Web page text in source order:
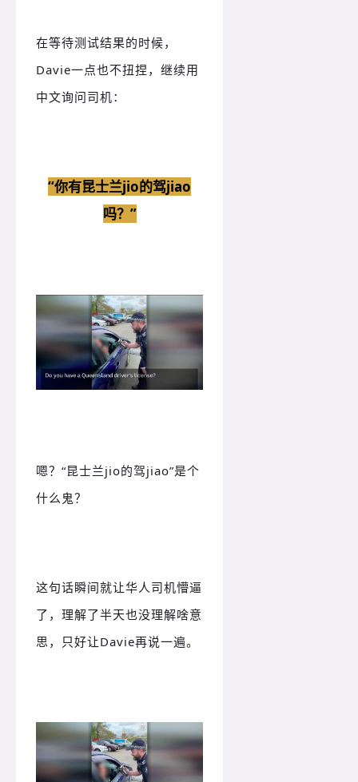
在等待测试结果的时候，
Davie一点也不扭捏，继续用
中文询问司机：
“你有昆士兰jio的驾jiao
吗？ ”
嗯？ “昆士兰jio的驾jiao”是个
什么鬼？
这句话瞬间就让华人司机懵逼
了，理解了半天也没理解啥意
思，只好让Davie再说一遍。